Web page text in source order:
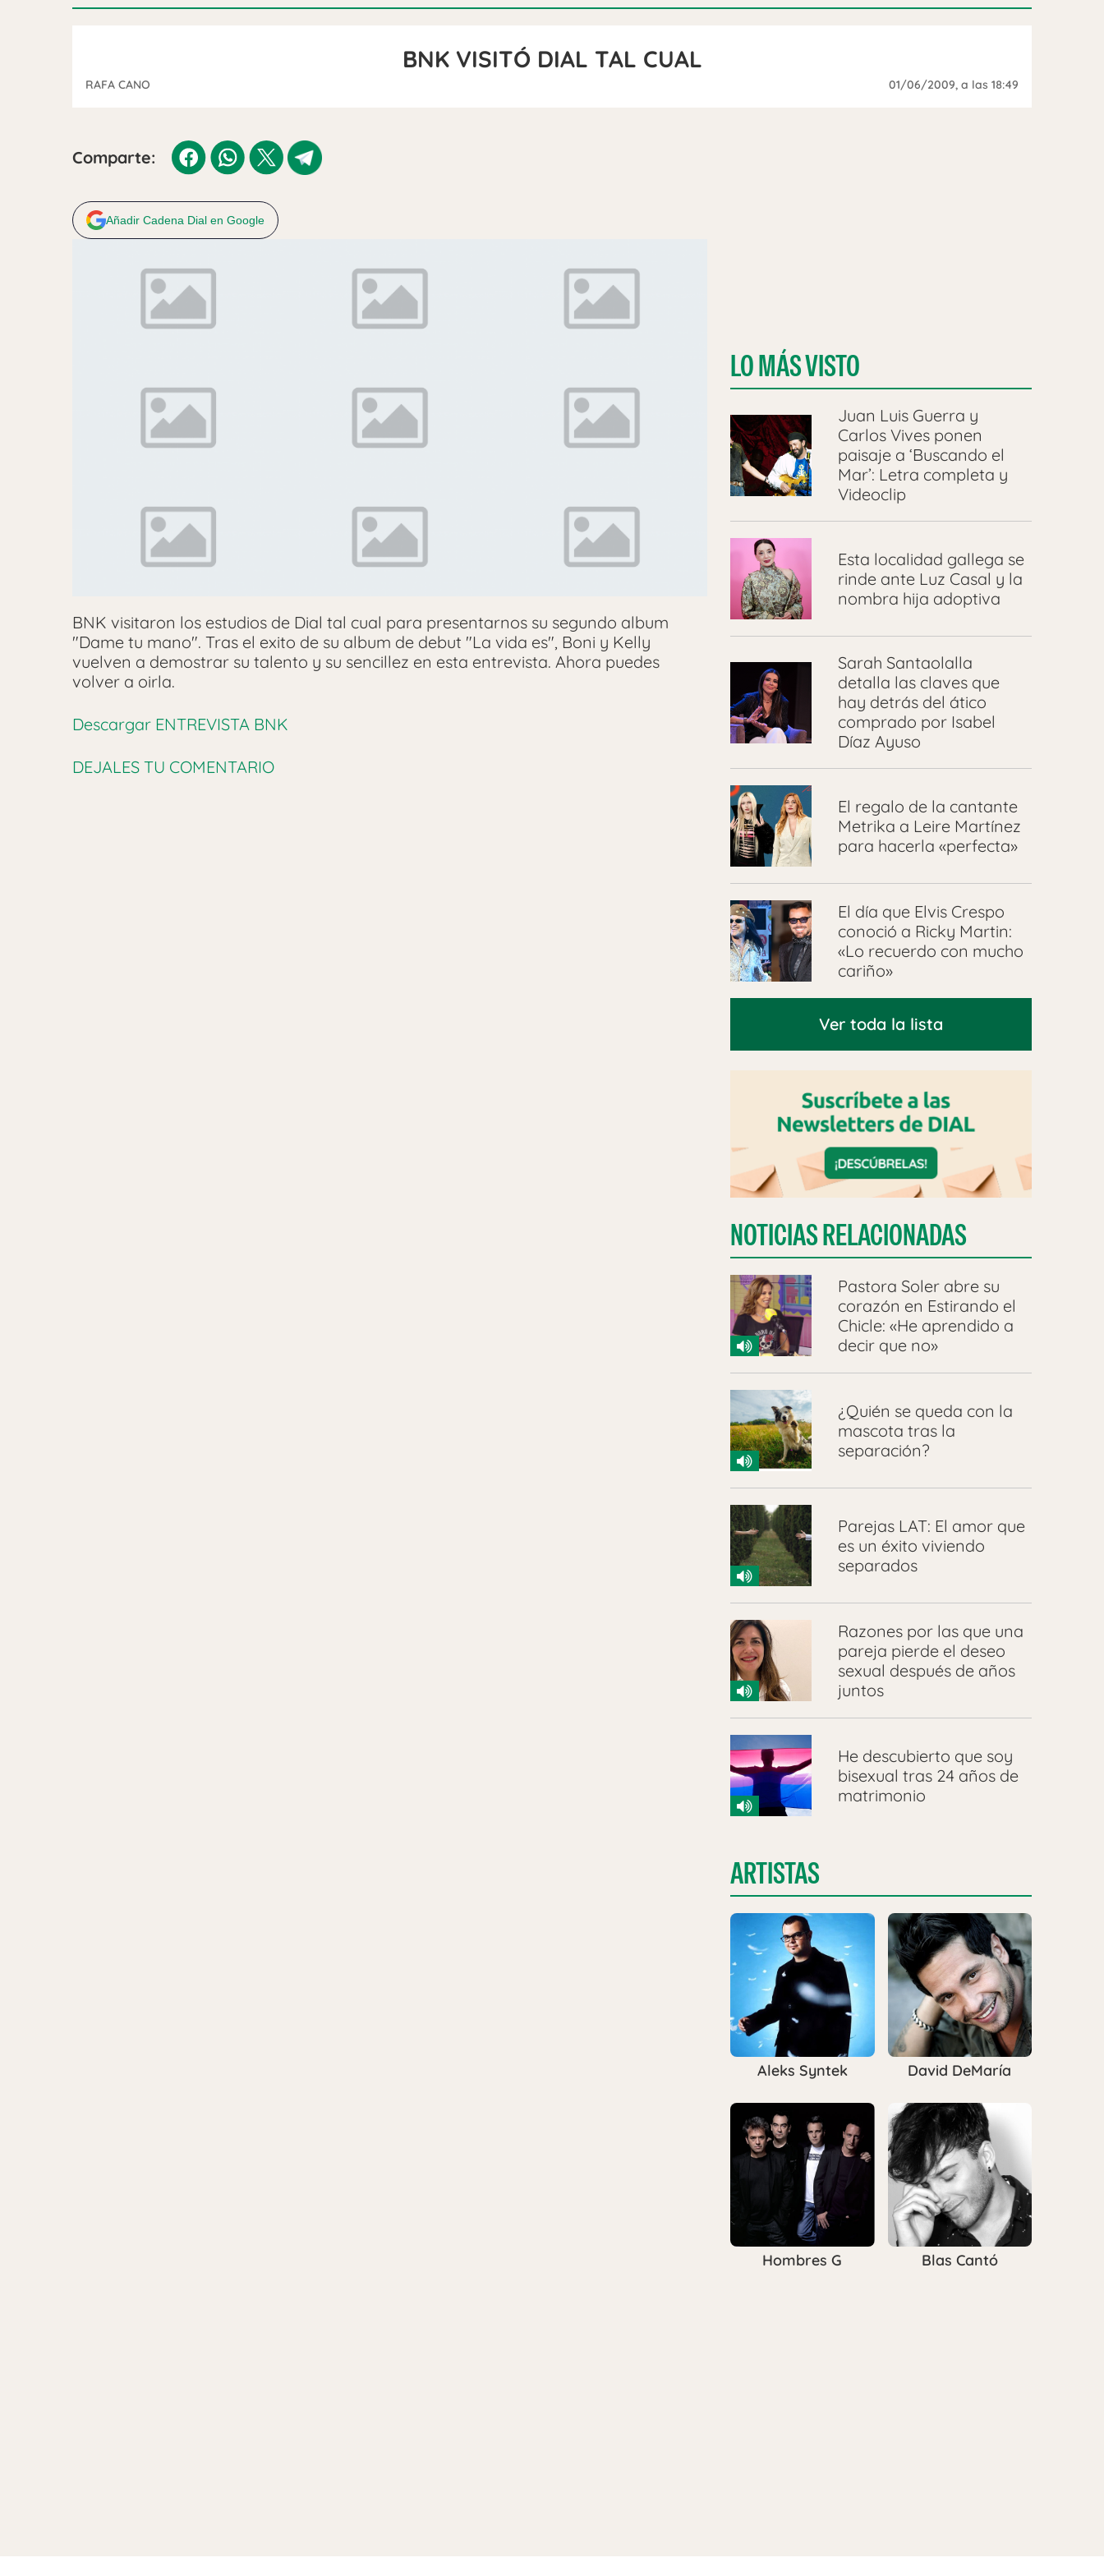
BNK VISITÓ DIAL TAL CUAL
RAFA CANO 01/06/2009, a las 18:49
Comparte:
Añadir Cadena Dial en Google
BNK visitaron los estudios de Dial tal cual para presentarnos su segundo album
"Dame tu mano". Tras el exito de su album de debut "La vida es", Boni y Kelly
vuelven a demostrar su talento y su sencillez en esta entrevista. Ahora puedes
volver a oirla.
Descargar ENTREVISTA BNK
DEJALES TU COMENTARIO
LO MÁS VISTO
Juan Luis Guerra y
Carlos Vives ponen
paisaje a ‘Buscando el
Mar’: Letra completa y
Videoclip
Esta localidad gallega se
rinde ante Luz Casal y la
nombra hija adoptiva
Sarah Santaolalla
detalla las claves que
hay detrás del ático
comprado por Isabel
Díaz Ayuso
El regalo de la cantante
Metrika a Leire Martínez
para hacerla «perfecta»
El día que Elvis Crespo
conoció a Ricky Martin:
«Lo recuerdo con mucho
cariño»
Ver toda la lista
NOTICIAS RELACIONADAS
Pastora Soler abre su
corazón en Estirando el
Chicle: «He aprendido a
decir que no»
¿Quién se queda con la
mascota tras la
separación?
Parejas LAT: El amor que
es un éxito viviendo
separados
Razones por las que una
pareja pierde el deseo
sexual después de años
juntos
He descubierto que soy
bisexual tras 24 años de
matrimonio
ARTISTAS
Aleks Syntek David DeMaría
Hombres G Blas Cantó